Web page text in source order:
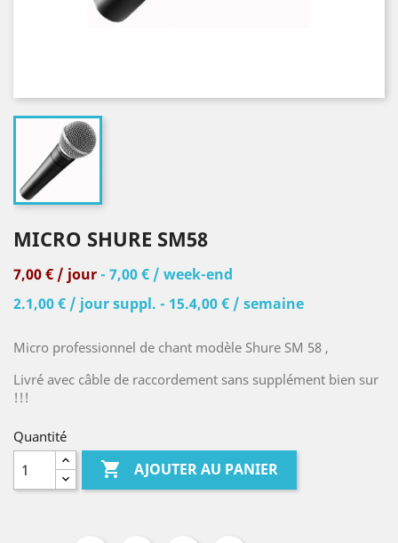
MICRO SHURE SM58
7,00 € / jour- 7,00 € / week-end
2.1,00 € / jour suppl. - 15.4,00 € / semaine
Micro professionnel de chant modèle Shure SM 58 ,
Livré avec câble de raccordement sans supplément bien sur
!!!
Quantité
 AJOUTER AU PANIER